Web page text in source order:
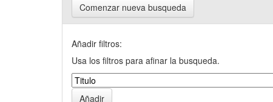
Comenzar nueva busqueda
Añadir filtros:
Usa los filtros para afinar la busqueda.